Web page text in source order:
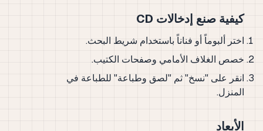
كيفية صنع إدخالات CD
اختر ألبوماً أو فناناً باستخدام شريط البحث.
خصص الغلاف الأمامي وصفحات الكتيب.
انقر على "نسخ" ثم "لصق وطباعة" للطباعة في
المنزل.
الأبعاد